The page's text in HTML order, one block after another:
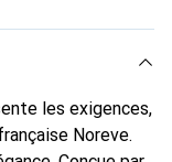
les exigences,
Noreve.